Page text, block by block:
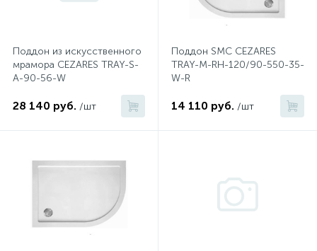
Поддон из искусственного
мрамора CEZARES TRAY-S-
A-90-56-W
28 140 руб. /шт
Поддон SMC CEZARES
TRAY-M-RH-120/90-550-35-
W-R
14 110 руб. /шт
Изливы для ванны
3
Ручные души со штуцером